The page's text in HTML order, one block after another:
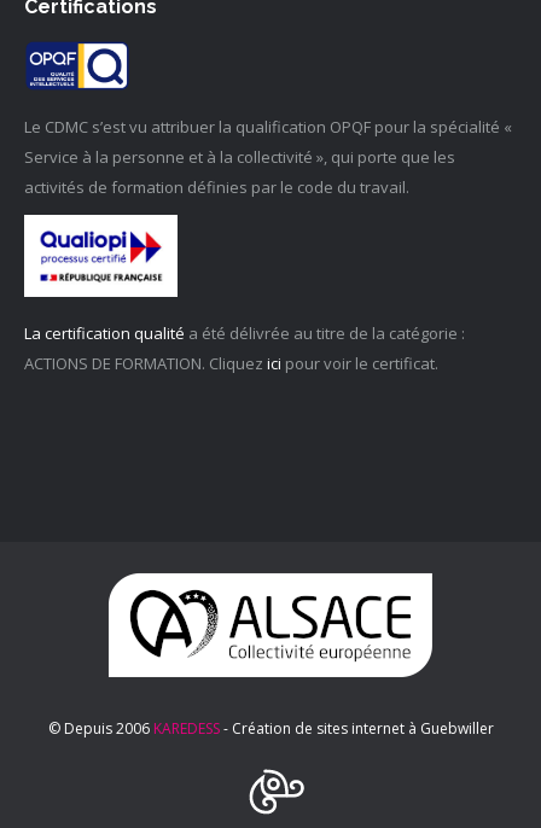
Certifications
Le CDMC s’est vu attribuer la qualification OPQF pour la spécialité «
Service à la personne et à la collectivité », qui porte que les
activités de formation définies par le code du travail.
La certification qualité a été délivrée au titre de la catégorie :
ACTIONS DE FORMATION. Cliquez ici pour voir le certificat.
© Depuis 2006KAREDESS- Création de sites internet à Guebwiller